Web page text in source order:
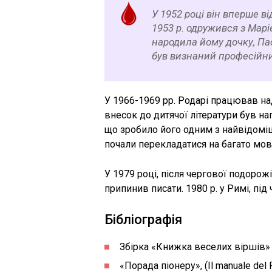
У 1952 році він вперше
1953 р. одружився з
народила йому дочку,
був визнаний
У 1966-1969 рр. Родарі працював
внесок до дитячої літератури був
що зробило його одним з
почали перекладатися на багато мов
У 1979 році, після чергової
припинив писати. 1980 р. у Римі,
Бібліографія
Збірка «Книжка веселих
«Порада піонеру», (Il manuale del